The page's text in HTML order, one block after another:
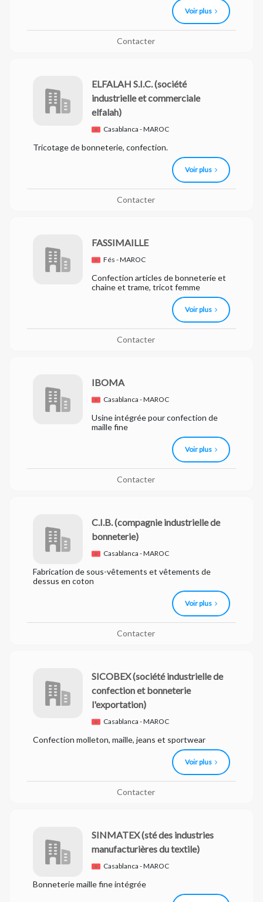
Voir plus
Contacter
ELFALAH S.I.C.(société
industrielle et commerciale
elfalah)
Casablanca - MAROC
Tricotage de bonneterie, confection.
Voir plus
Contacter
FASSIMAILLE
Fés - MAROC
Confection articles de bonneterie et
chaine et trame, tricot femme
Voir plus
Contacter
IBOMA
Casablanca - MAROC
Usine intégrée pour confection de
maille fine
Voir plus
Contacter
C.I.B.(compagnie industrielle de
bonneterie)
Casablanca - MAROC
Fabrication de sous-vêtements et vêtements de
dessus en coton
Voir plus
Contacter
SICOBEX(société industrielle de
confection et bonneterie
l'exportation)
Casablanca - MAROC
Confection molleton, maille, jeans et sportwear
Voir plus
Contacter
SINMATEX(sté des industries
manufacturières du textile)
Casablanca - MAROC
Bonneterie maille fine intégrée